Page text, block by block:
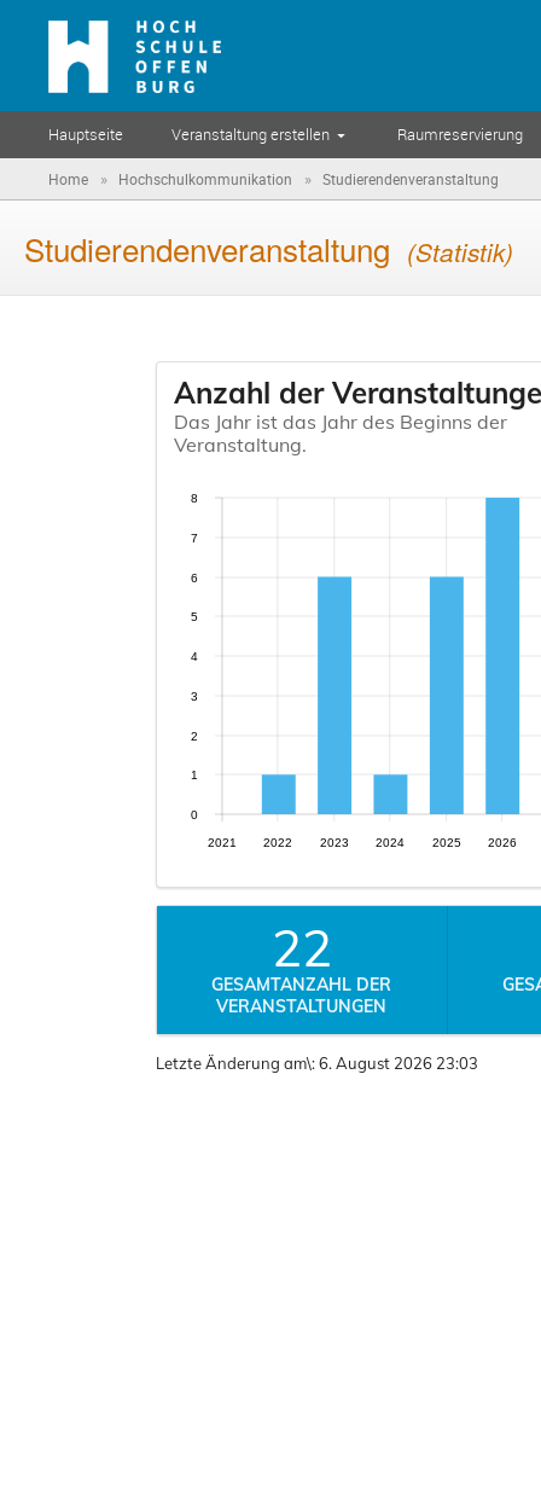
Hauptseite Veranstaltung erstellen Raumreservierung
Home » Hochschulkommunikation » Studierendenveranstaltung
Studierendenveranstaltung (Statistik)
Anzahl der
Das Jahr ist das Jahr des Beginns der
Veranstaltung.
2021 2022 2023 2024 2025 2026
0
1
2
3
4
5
6
7
8
22
GESAMTANZAHL DER
VERANSTALTUNGEN
Letzte Änderung am\:6. August 2026 23:03